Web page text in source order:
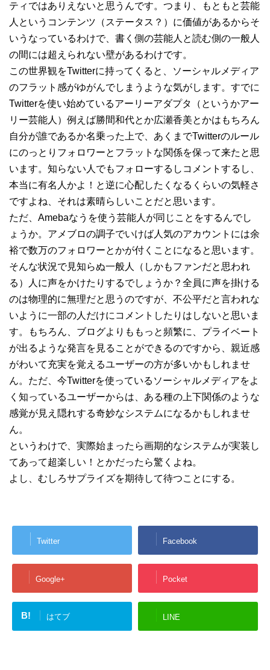
ティではありえないと思うんです。つまり、もともと芸能
人というコンテンツ（ステータス？）に価値があるからそ
いうなっているわけで、書く側の芸能人と読む側の一般人
の間には超えられない壁があるわけです。
この世界観をTwitterに持ってくると、ソーシャルメディア
のフラット感がゆがんでしまうような気がします。すでに
Twitterを使い始めているアーリーアダプタ（というかアー
リー芸能人）例えば勝間和代とか広瀬香美とかはもちろん
自分が誰であるか名乗った上で、あくまでTwitterのルール
にのっとりフォロワーとフラットな関係を保って来たと思
います。知らない人でもフォローするしコメントするし、
本当に有名人かよ！と逆に心配したくなるくらいの気軽さ
ですよね、それは素晴らしいことだと思います。
ただ、Amebaなうを使う芸能人が同じことをするんでし
ょうか。アメブロの調子でいけば人気のアカウントには余
裕で数万のフォロワーとかが付くことになると思います。
そんな状況で見知らぬ一般人（しかもファンだと思われ
る）人に声をかけたりするでしょうか？全員に声を掛ける
のは物理的に無理だと思うのですが、不公平だと言われな
いように一部の人だけにコメントしたりはしないと思いま
す。もちろん、ブログよりももっと頻繁に、プライベート
が出るような発言を見ることができるのですから、親近感
がわいて充実を覚えるユーザーの方が多いかもしれませ
ん。ただ、今Twitterを使っているソーシャルメディアをよ
く知っているユーザーからは、ある種の上下関係のような
感覚が見え隠れする奇妙なシステムになるかもしれませ
ん。
というわけで、実際始まったら画期的なシステムが実装し
てあって超楽しい！とかだったら驚くよね。
よし、むしろサプライズを期待して待つことにする。
Twitter Facebook
Google+ Pocket
B! はてブ LINE